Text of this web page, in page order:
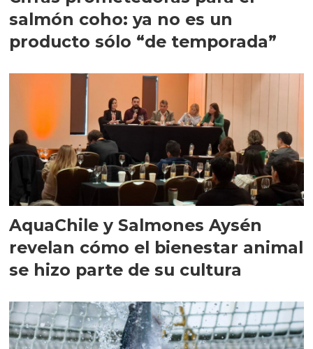
salmón coho: ya no es un
producto sólo “de temporada”
AquaChile y Salmones Aysén
revelan cómo el bienestar animal
se hizo parte de su cultura